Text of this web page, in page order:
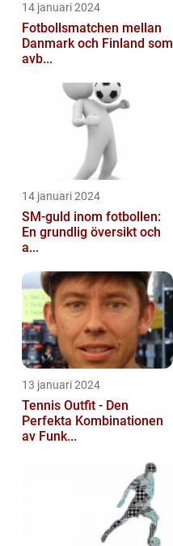
14 januari 2024
Fotbollsmatchen mellan
Danmark och Finland som
avb...
14 januari 2024
SM-guld inom fotbollen:
En grundlig översikt och
a...
13 januari 2024
Tennis Outfit - Den
Perfekta Kombinationen
av Funk...